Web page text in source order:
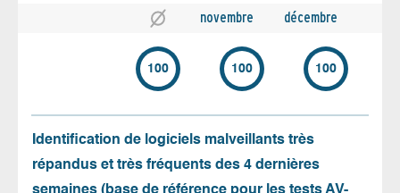
novembre décembre
100 100 100
Identification de logiciels malveillants très
répandus et très fréquents des 4 dernières